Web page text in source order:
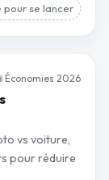
pour se lancer
Économies 2026
vs voiture,
pour réduire